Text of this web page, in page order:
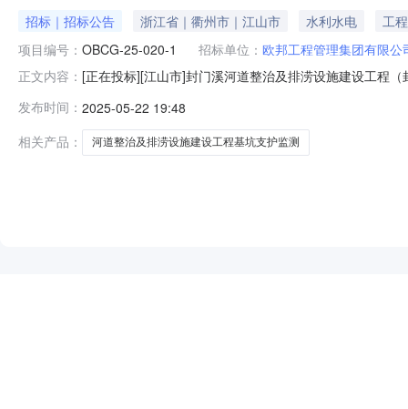
招标｜招标公告 浙江省｜衢州市｜江山市 水利水电
工程
项目编号： OBCG-25-020-1 招标单位： 欧邦工程管理集团有限公
正文内容： [正在投标][江山市]封门溪河道整治及排涝设施建设工程
工程（封门桥至景星东路桥二期2、3、4标段）基坑支护
分散委托代理三、
发布时间： 2025-05-22 19:48
相关产品：
河道整治及排涝设施建设工程基坑支护监测